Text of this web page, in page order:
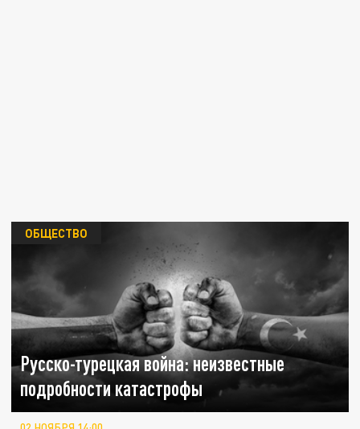
Русско-турецкая война: неизвестные
подробности катастрофы
ОБЩЕСТВО